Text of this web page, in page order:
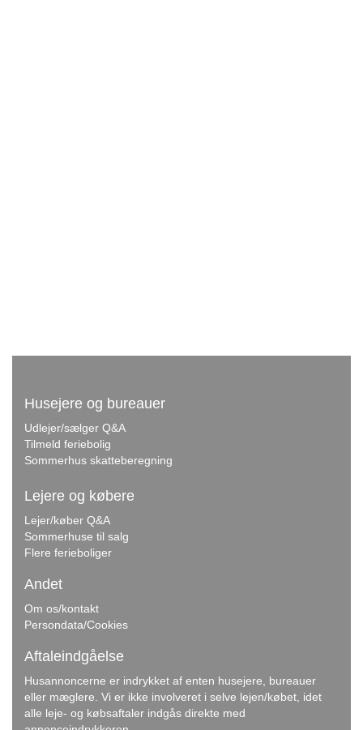
Husejere og bureauer
Udlejer/sælger Q&A
Tilmeld feriebolig
Sommerhus skatteberegning
Lejere og købere
Lejer/køber Q&A
Sommerhuse til salg
Flere ferieboliger
Andet
Om os/kontakt
Persondata/Cookies
Aftaleindgåelse
Husannoncerne er indrykket af enten husejere, bureauer
eller mæglere. Vi er ikke involveret i selve lejen/købet, idet
alle leje- og købsaftaler indgås direkte med